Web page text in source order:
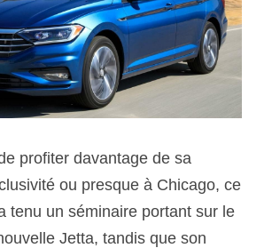
profiter davantage de sa
ou presque à Chicago, ce
tenu un séminaire portant sur le
Jetta, tandis que son